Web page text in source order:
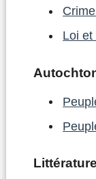
Loi et